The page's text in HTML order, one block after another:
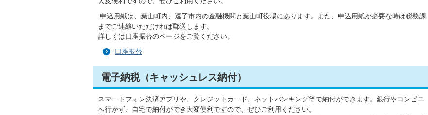
申込用紙は、葉山町内、逗子市内の金融機関と葉山町役場にあります。また、申込用紙が必要な時は税務課
までご連絡いただければ郵送します。
詳しくは口座振替のページをご覧ください。
口座振替
電子納税（キャッシュレス納付）
スマートフォン決済アプリや、クレジットカード、ネットバンキング等で納付ができます。銀行やコンビニ
へ行かず、自宅で納付ができ大変便利ですので、ぜひご利用ください。